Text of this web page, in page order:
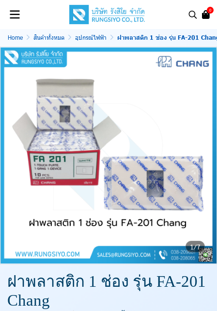
0
Home สินค้าทั้งหมด อุปกรณ์ไฟฟ้า ฝาพลาสติก 1 ช่อง รุ่น FA-201
1/7
ฝาพลาสติก 1 ช่อง รุ่น FA-201
Chang